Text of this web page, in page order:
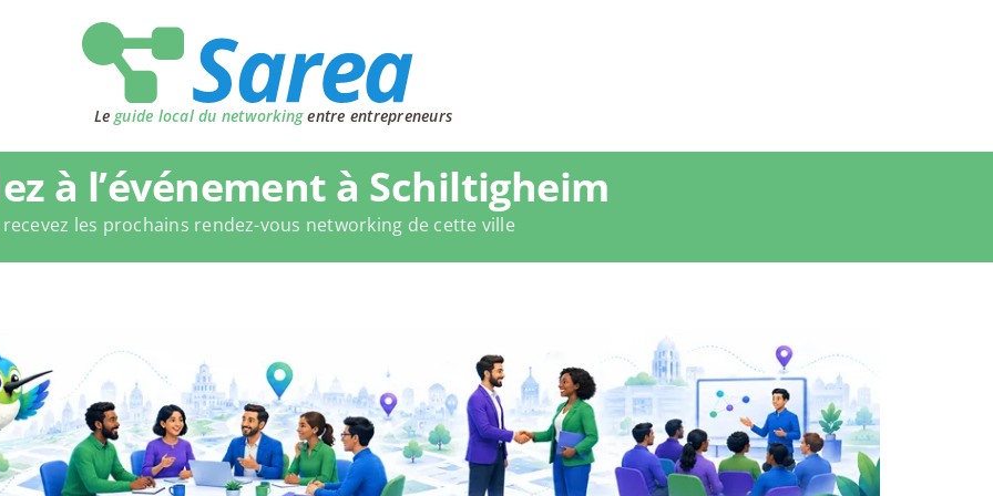
Le guide local du networkingentre entrepreneurs
à l’événement à Schiltigheim
recevez les prochains rendez-vous networking de cette ville